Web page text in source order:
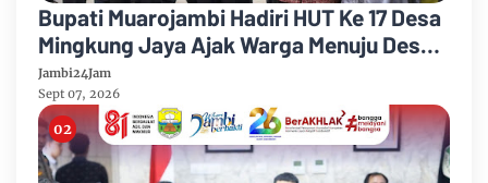
Bupati Muarojambi Hadiri HUT Ke 17 Desa
Mingkung Jaya Ajak Warga Menuju Desa
Mandiri 2026
Jambi24Jam
Sept 07, 2026